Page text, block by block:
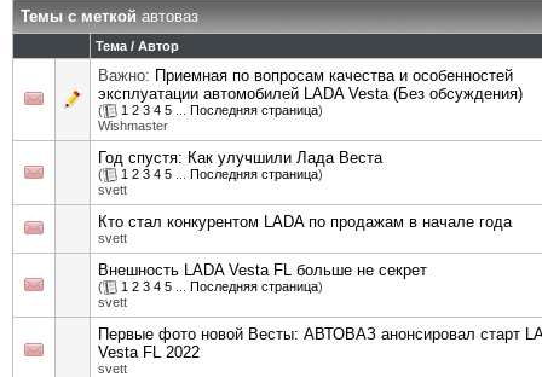
Темы с меткойавтоваз
Тема / Автор
Важно: Приемная по вопросам качества и особенностей
эксплуатации автомобилей LADA Vesta (Без обсуждения)
( 1 2 3 4 5 Последняя страница)
Wishmaster
Год спустя: Как улучшили Лада Веста
( 1 2 3 4 5 Последняя страница)
svett
Кто стал конкурентом LADA по продажам в начале года
svett
Внешность LADA Vesta FL больше не секрет
( 1 2 3 4 5 Последняя страница)
svett
Первые фото новой Весты: АВТОВАЗ анонсировал старт
Vesta FL 2022
svett